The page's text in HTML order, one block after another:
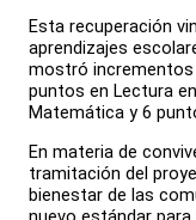
Esta recuperación
aprendizajes
mostró incrementos
puntos en Lectura
Matemática y 6
En materia de
tramitación del
bienestar de las